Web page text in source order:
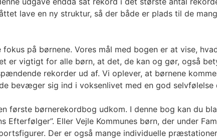
lave en ny struktur, så der både er plads til de
på børnene. Vores mål med bogen er at vise,
er vigtigt for alle børn, at det, de kan og gør, også
rekorder ud af. Vi oplever, at børnene
bevæger sig ind i voksenlivet med en god
første børnerekordbog udkom. I denne bog kan du
Efterfølger”. Eller Vejle Kommunes børn, der under
Der er også mange individuelle